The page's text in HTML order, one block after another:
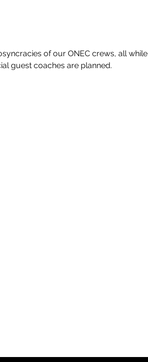
of our ONEC crews, all while
guest coaches are planned.